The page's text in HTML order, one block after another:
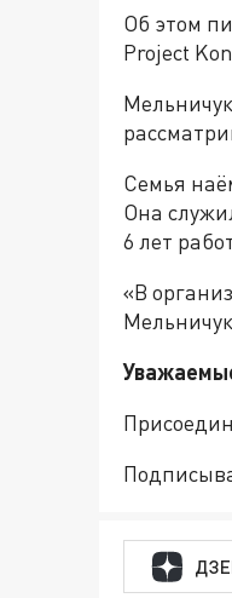
Об этом
Project
Семья
Она
6 лет
«В